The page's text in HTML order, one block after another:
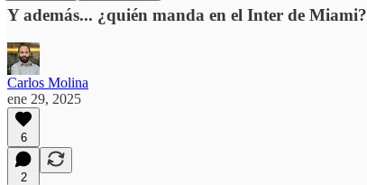
Y además... ¿quién manda en el Inter de Miami?
Carlos Molina
ene 29, 2025
6
2